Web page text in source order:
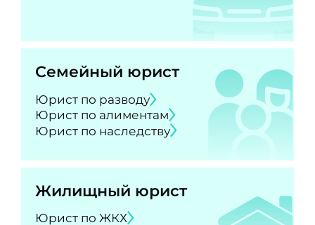
Семейный юрист
Юрист по разводу
Юрист по алиментам
Юрист по наследству
Жилищный юрист
Юрист по ЖКХ